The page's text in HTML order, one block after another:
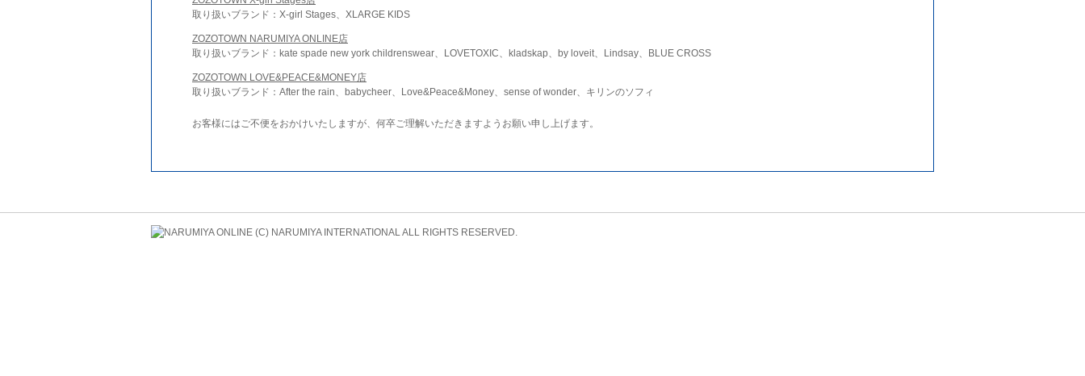
取り扱いブランド：X-girl Stages、XLARGE KIDS
ZOZOTOWN NARUMIYA ONLINE店
取り扱いブランド：kate spade new york childrenswear、LOVETOXIC、kladskap、by loveit、Lindsay、BLUE CROSS
ZOZOTOWN LOVE&PEACE&MONEY店
取り扱いブランド：After the rain、babycheer、Love&Peace&Money、sense of wonder、キリンのソフィ
お客様にはご不便をおかけいたしますが、何卒ご理解いただきますようお願い申し上げます。